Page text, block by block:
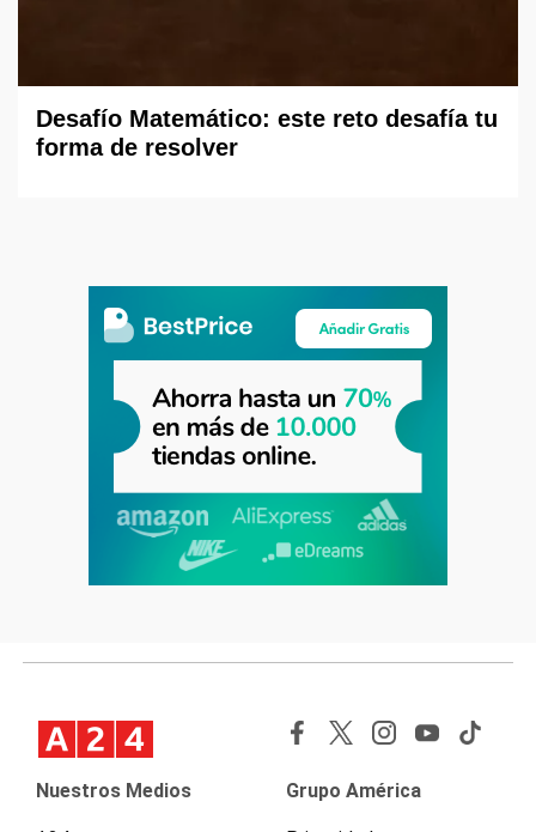
Desafío Matemático: este reto desafía tu
forma de resolver
Nuestros Medios Grupo América